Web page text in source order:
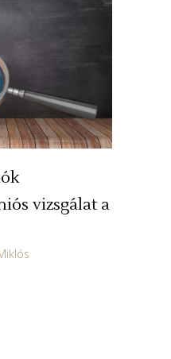
vizsgálat a